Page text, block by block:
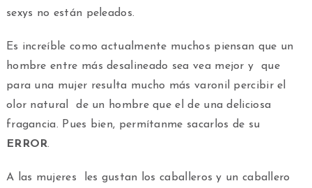
sexys no están peleados.
Es increíble como actualmente muchos piensan que un
hombre entre más desalineado sea vea mejor y que
para una mujer resulta mucho más varonil percibir el
olor natural de un hombre que el de una deliciosa
fragancia. Pues bien, permítanme sacarlos de su
ERROR.
A las mujeres les gustan los caballeros y un caballero